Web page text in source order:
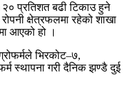
२० प्रतिशत बढी टिकाउ हुने
क्षेत्रफलमा रहेको शाखा
आएको हो ।
भिरकोट–७,
स्थापना गरी दैनिक झण्डै दुई